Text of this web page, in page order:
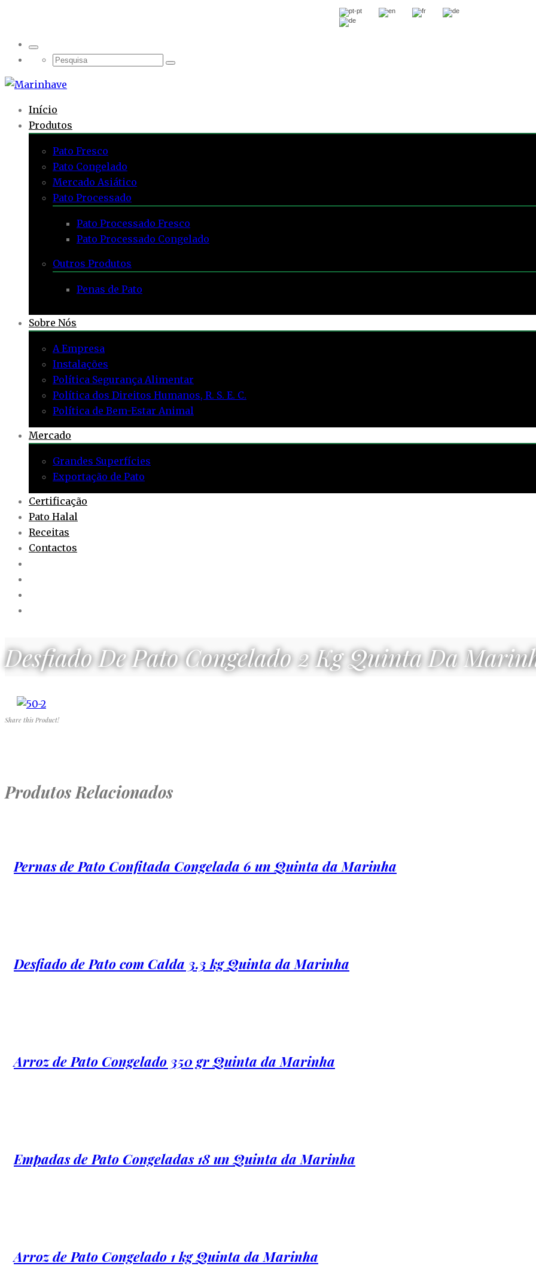
Início
Produtos
Pato Fresco
Pato Congelado
Mercado Asiático
Pato Processado
Pato Processado Fresco
Pato Processado Congelado
Outros Produtos
Penas de Pato
Sobre Nós
A Empresa
Instalações
Política Segurança Alimentar
Política dos Direitos Humanos, R. S. E. C.
Política de Bem-Estar Animal
Mercado
Grandes Superfícies
Exportação de Pato
Certificação
Pato Halal
Receitas
Contactos
Desfiado De Pato Congelado 2 Kg Quinta Da
Share this Product!
Produtos Relacionados
Pernas de Pato Confitada Congelada 6 un Quinta da Marinha
Desfiado de Pato com Calda 3.3 kg Quinta da Marinha
Arroz de Pato Congelado 350 gr Quinta da Marinha
Empadas de Pato Congeladas 18 un Quinta da Marinha
Arroz de Pato Congelado 1 kg Quinta da Marinha